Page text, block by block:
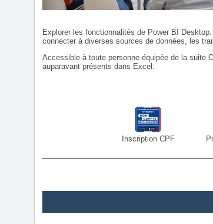
Explorer les fonctionnalités de Power BI
connecter à diverses sources de données, les
Accessible à toute personne équipée de la suite
auparavant présents dans Excel.
Inscription CPF